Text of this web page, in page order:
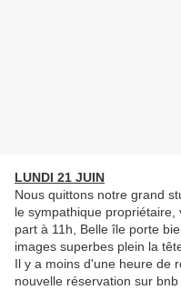
LUNDI 21 JUIN
Nous quittons notre grand
le sympathique
part à 11h, Belle île porte
images superbes plein la
Il y a moins d'une heure de
nouvelle réservation sur